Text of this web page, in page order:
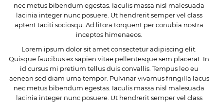
nec metus bibendum egestas. Iaculis massa nisl malesuada
lacinia integer nunc posuere. Ut hendrerit semper vel class
aptent taciti sociosqu. Ad litora torquent per conubia nostra
inceptos himenaeos.
Lorem ipsum dolor sit amet consectetur adipiscing elit.
Quisque faucibus ex sapien vitae pellentesque sem placerat. In
id cursus mi pretium tellus duis convallis. Tempus leo eu
aenean sed diam urna tempor. Pulvinar vivamus fringilla lacus
nec metus bibendum egestas. Iaculis massa nisl malesuada
lacinia integer nunc posuere. Ut hendrerit semper vel class